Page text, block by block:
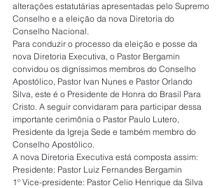
alterações estatutárias apresentadas pelo Supremo
Conselho e a eleição da nova Diretoria do
Conselho Nacional.
Para conduzir o processo da eleição e posse da
nova Diretoria Executiva, o Pastor Bergamin
convidou os digníssimos membros do Conselho
Apostólico, Pastor Ivan Nunes e Pastor Orlando
Silva, este é o Presidente de Honra do Brasil Para
Cristo. A seguir convidaram para participar dessa
importante cerimônia o Pastor Paulo Lutero,
Presidente da Igreja Sede e também membro do
Conselho Apostólico.
A nova Diretoria Executiva está composta assim:
Presidente: Pastor Luiz Fernandes Bergamin
1º Vice-presidente: Pastor Celio Henrique da Silva